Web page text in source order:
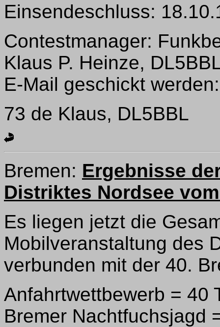
Einsendeschluss:
Contestmanager:
Klaus P. Heinze,
E-Mail geschickt
73 de Klaus, DL5BBL
Bremen: Ergebnisse
Distriktes Nordsee
Es liegen jetzt die
Mobilveranstaltung des
verbunden mit der 40.
Anfahrtwettbewerb = 40
Bremer Nachtfuchsjagd